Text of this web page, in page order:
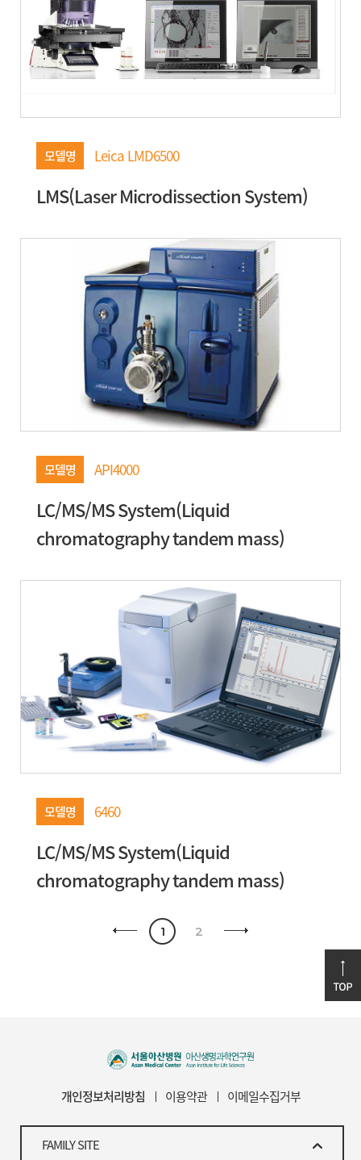
모델명 Leica LMD6500
LMS(Laser Microdissection System)
모델명 API4000
LC/MS/MS System(Liquid
chromatography tandem mass)
모델명 6460
LC/MS/MS System(Liquid
chromatography tandem mass)
1 2
개인정보처리방침 이용약관 이메일수집거부
FAMILY SITE